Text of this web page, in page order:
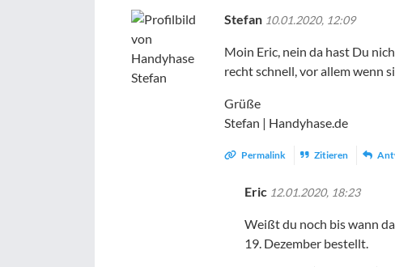
Stefan 10.01.2020, 12:09
Moin Eric, nein da hast Du
recht schnell, vor allem wenn
Grüße
Stefan | Handyhase.de
Permalink Zitieren
Eric 12.01.2020, 18:23
Weißt du noch bis wann
19. Dezember bestellt.